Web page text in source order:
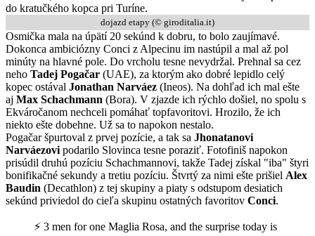
do kratučkého kopca pri Turíne.
dojazd etapy (© giroditalia.it)
Osmička mala na úpätí 20 sekúnd k dobru, to bolo zaujímavé.
Dokonca ambiciózny Conci z Alpecinu im nastúpil a mal až pol
minúty na hlavné pole. Do vrcholu tesne nevydržal. Prehnal sa cez
neho Tadej Pogačar (UAE), za ktorým ako dobré lepidlo celý
kopec ostával Jonathan Narváez (Ineos). Na dohľad ich mal ešte
aj Max Schachmann (Bora). V zjazde ich rýchlo došiel, no spolu s
Ekváročanom nechceli pomáhať topfavoritovi. Hrozilo, že ich
niekto ešte dobehne. Už sa to napokon nestalo.
Pogačar špurtoval z prvej pozície, a tak sa Jhonatanovi
Narváezovi podarilo Slovinca tesne poraziť. Fotofiniš napokon
prisúdil druhú pozíciu Schachmannovi, takže Tadej získal "iba" štyri
bonifikačné sekundy a tretiu pozíciu. Štvrtý za nimi ešte prišiel Alex
Baudin (Decathlon) z tej skupiny a piaty s odstupom desiatich
sekúnd priviedol do cieľa skupinu ostatných favoritov Conci.
⚡ 3 men for one Maglia Rosa, and the surprise today is